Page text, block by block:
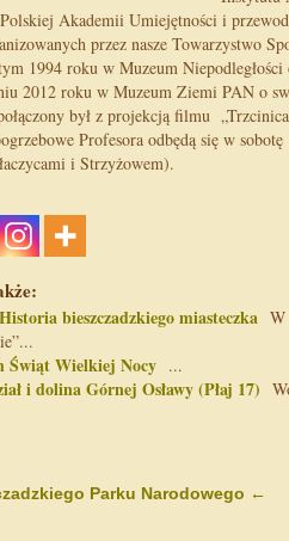
Polskiej Akademii Umiejętności i
przez nasze Towarzystwo
1994 roku w Muzeum
2012 roku w Muzeum Ziemi PAN o
był z projekcją filmu
Profesora odbędą się w
i Strzyżowem).
bieszczadzkiego miasteczka W
Świąt Wielkiej Nocy ...
i dolina Górnej Osławy (Płaj 17)
Parku Narodowego ←